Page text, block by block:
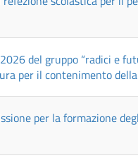
del gruppo “radici e
per il contenimento
per la formazione